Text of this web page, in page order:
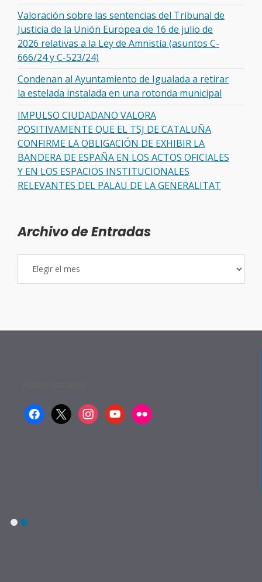
Valoración sobre las sentencias del Tribunal de
Justicia de la Unión Europea de 16 de julio de
2026 relativas a la Ley de Amnistía (asuntos C-
666/24 y C-523/24)
Condenan al Ayuntamiento de Igualada a retirar
la estelada instalada en una rotonda municipal
IMPULSO CIUDADANO VALORA
POSITIVAMENTE QUE EL TSJ DE CATALUÑA
CONFIRME LA OBLIGACIÓN DE EXHIBIR LA
BANDERA DE ESPAÑA EN LOS ACTOS OFICIALES
Y EN LOS ESPACIOS INSTITUCIONALES
RELEVANTES DEL PALAU DE LA GENERALITAT
Archivo de Entradas
facebook
x instagramyoutubeflickr
1 2